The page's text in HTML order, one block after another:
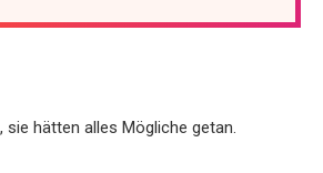
hätten alles Mögliche getan.